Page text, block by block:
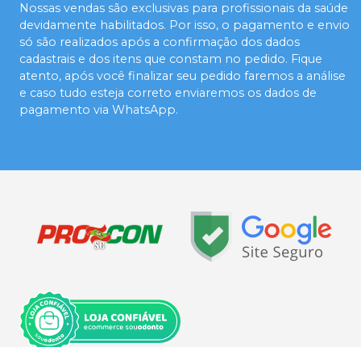
Nossas vendas são exclusivas para profissionais da saúde
devidamente habilitados. Por isso, o pagamento e envio
só são realizados após a confirmação dos dados
cadastrais e dos itens que constam no pedido. Fique
atento, após você finalizar seu pedido faremos a análise
e caso tudo esteja correto enviaremos os dados de
pagamento via WhatsApp.